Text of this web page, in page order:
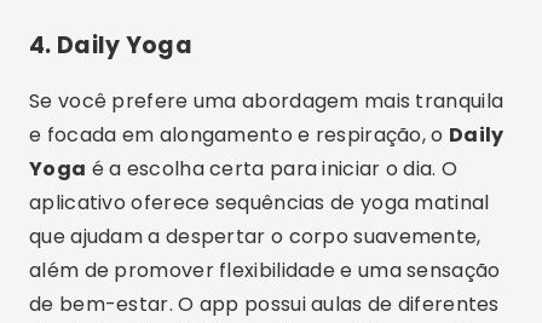
4. Daily Yoga
Se você prefere uma abordagem mais tranquila
e focada em alongamento e respiração, o Daily
Yoga é a escolha certa para iniciar o dia. O
aplicativo oferece sequências de yoga matinal
que ajudam a despertar o corpo suavemente,
além de promover flexibilidade e uma sensação
de bem-estar. O app possui aulas de diferentes